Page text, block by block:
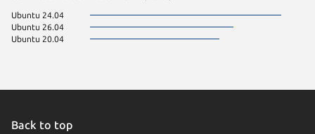
Ubuntu 24.04
Ubuntu 26.04
Ubuntu 20.04
Back to top